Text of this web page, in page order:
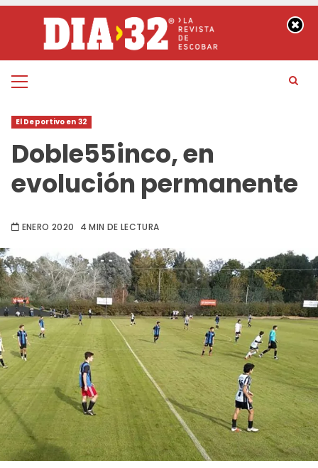
contenido
Menú
El Deportivo en 32
Doble55inco, en
evolución permanente
ENERO 2020 4 MIN DE LECTURA